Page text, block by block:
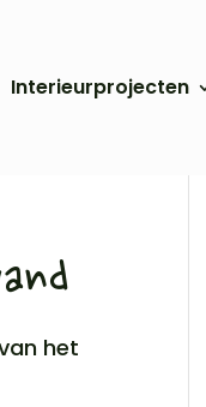
Interieurprojecten
het